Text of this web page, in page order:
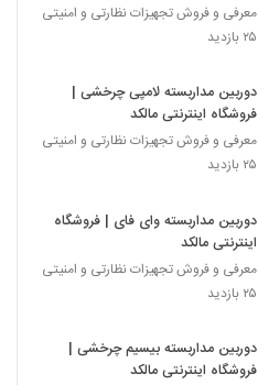
معرفی و فروش تجهیزات نظارتی و امنیتی
۲۵ بازدید
دوربین مداربسته لامپی چرخشی |
فروشگاه اینترنتی مالکد
معرفی و فروش تجهیزات نظارتی و امنیتی
۲۵ بازدید
دوربین مداربسته وای فای | فروشگاه
اینترنتی مالکد
معرفی و فروش تجهیزات نظارتی و امنیتی
۲۵ بازدید
دوربین مداربسته بیسیم چرخشی |
فروشگاه اینترنتی مالکد